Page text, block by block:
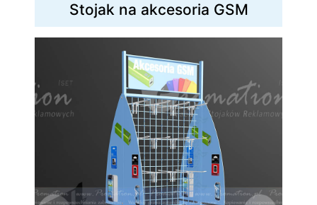
Stojak na akcesoria GSM